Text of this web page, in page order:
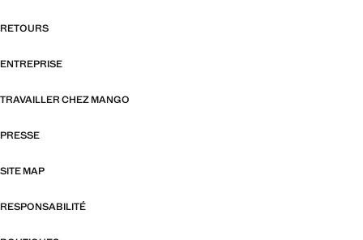
RETOURS
ENTREPRISE
TRAVAILLER CHEZ MANGO
PRESSE
SITE MAP
RESPONSABILITÉ